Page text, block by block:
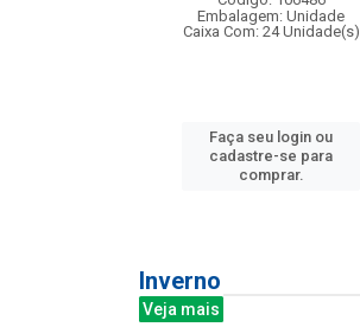
Embalagem: Unidade
Caixa Com: 24 Unidade(s)
Faça seu login ou
cadastre-se para
comprar.
Inverno
Veja mais